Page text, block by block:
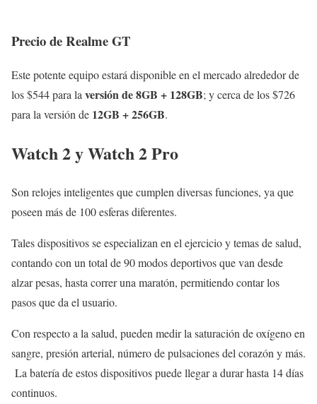
Precio de Realme GT
Este potente equipo estará disponible en el mercado alrededor de
los $544 para laversión de 8GB + 128GB; y cerca de los $726
para la versión de 12GB + 256GB.
Watch 2 y Watch 2 Pro
Son relojes inteligentes que cumplen diversas funciones, ya que
poseen más de 100 esferas diferentes.
Tales dispositivos se especializan en el ejercicio y temas de salud,
contando con un total de 90 modos deportivos que van desde
alzar pesas, hasta correr una maratón, permitiendo contar los
pasos que da el usuario.
Con respecto a la salud, pueden medir la saturación de oxígeno en
sangre, presión arterial, número de pulsaciones del corazón y más.
La batería de estos dispositivos puede llegar a durar hasta 14 días
continuos.